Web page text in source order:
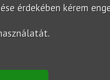
érdekében kérem